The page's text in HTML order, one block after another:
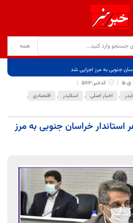
کدخبر:51112
, اخبار اصلی , اسلایدر , اقتصادی ,
استاندار خراسان جنوبی به مرز